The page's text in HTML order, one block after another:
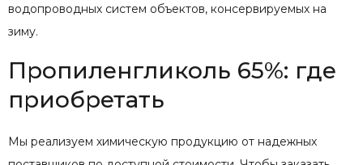
водопроводных систем объектов, консервируемых на
зиму.
Пропиленгликоль 65%: где
приобретать
Мы реализуем химическую продукцию от надежных